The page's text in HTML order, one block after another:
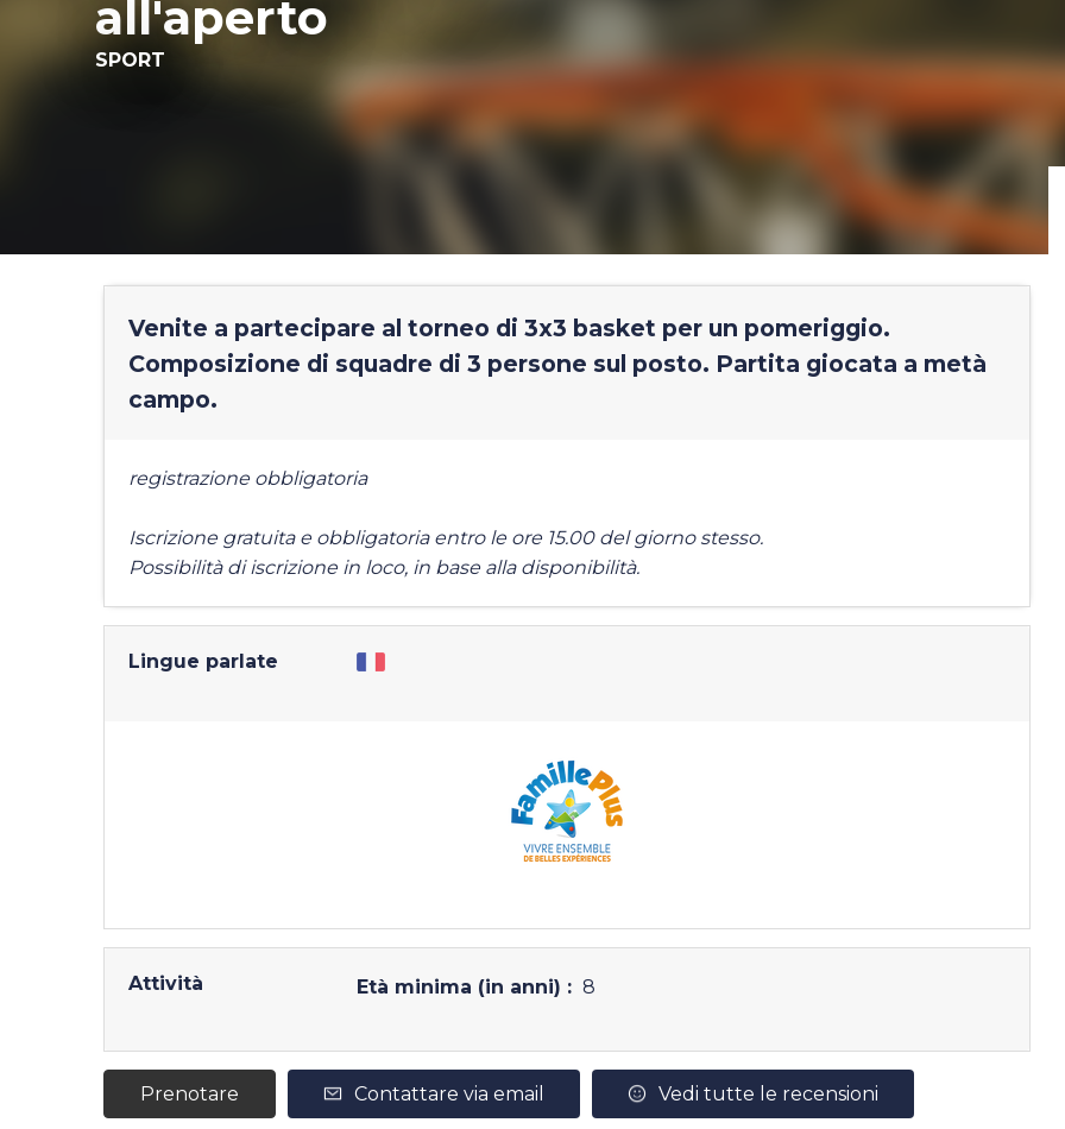
all'aperto
SPORT
Venite a partecipare al torneo di 3x3 basket per un pomeriggio.
Composizione di squadre di 3 persone sul posto. Partita giocata a metà
campo.
registrazione obbligatoria
Iscrizione gratuita e obbligatoria entro le ore 15.00 del giorno stesso.
Possibilità di iscrizione in loco, in base alla disponibilità.
Lingue parlate
Attività Età minima (in anni) : 8
Prenotare Contattare via email Vedi tutte le recensioni